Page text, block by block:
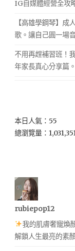
IG自媒體經營全攻
【高雄學鋼琴】成
歌。讓自己圓一場
不用再趕補習班！
年家長真心分享篇。
本日人氣：55
總瀏覽量：1,031,351
rubiepop12
我的肌膚奢寵煥
解鎖人生最亮的素